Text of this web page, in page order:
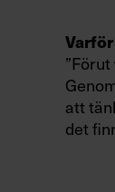
att
det